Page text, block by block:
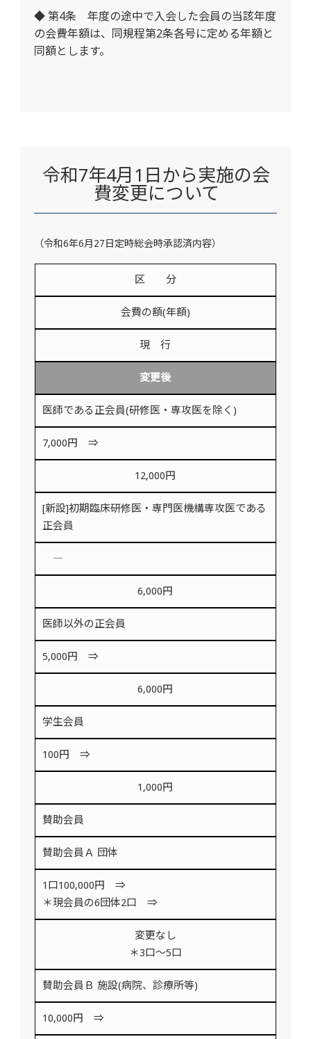
◆ 第4条 年度の途中で入会した会員の当該年度
の会費年額は、同規程第2条各号に定める年額と
同額とします。
令和7年4月1日から実施の会
費変更について
（令和6年6月27日定時総会時承認済内容）
区 分
会費の額(年額)
現 行
変更後
医師である正会員(研修医・専攻医を除く)
7,000円 ⇒
12,000円
[新設]初期臨床研修医・専門医機構専攻医である
正会員
―
6,000円
医師以外の正会員
5,000円 ⇒
6,000円
学生会員
100円 ⇒
1,000円
賛助会員
賛助会員Ａ 団体
1口100,000円 ⇒
＊現会員の6団体2口 ⇒
変更なし
＊3口～5口
賛助会員Ｂ 施設(病院、診療所等)
10,000円 ⇒